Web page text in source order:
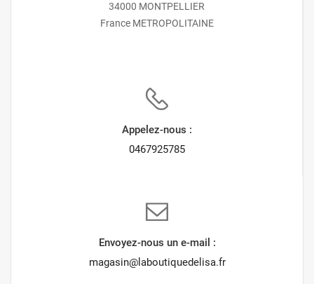
34000 MONTPELLIER
France METROPOLITAINE
Appelez-nous :
0467925785
Envoyez-nous un e-mail :
magasin@laboutiquedelisa.fr